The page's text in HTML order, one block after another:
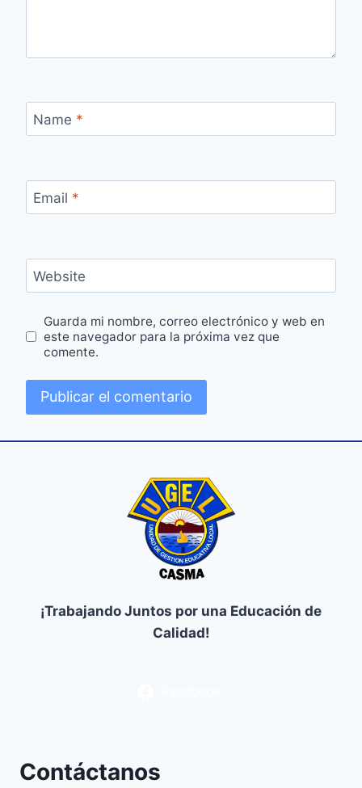
Name *
Email *
Website
Guarda mi nombre, correo electrónico y web en
este navegador para la próxima vez que
comente.
¡Trabajando Juntos por una Educación de
Calidad!
Contáctanos